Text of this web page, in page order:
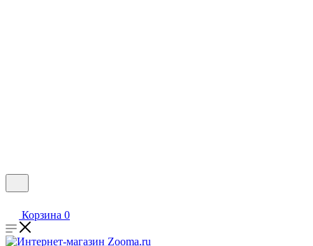
Корзина 0